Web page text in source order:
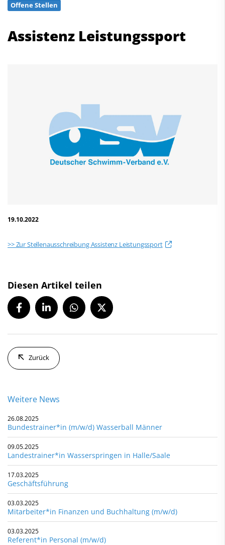
Offene Stellen
Assistenz Leistungssport
19.10.2022
>> Zur Stellenausschreibung Assistenz Leistungssport
Diesen Artikel teilen
Zurück
Weitere News
26.08.2025
Bundestrainer*in (m/w/d) Wasserball Männer
09.05.2025
Landestrainer*in Wasserspringen in Halle/Saale
17.03.2025
Geschäftsführung
03.03.2025
Mitarbeiter*in Finanzen und Buchhaltung (m/w/d)
03.03.2025
Referent*in Personal (m/w/d)
Schwimmen
Wasserspringen
Deutscher Schwimm-Verband e.V.
Korbacher Straße 93
D-34132 Kassel
Fax: +49 561 94083-15